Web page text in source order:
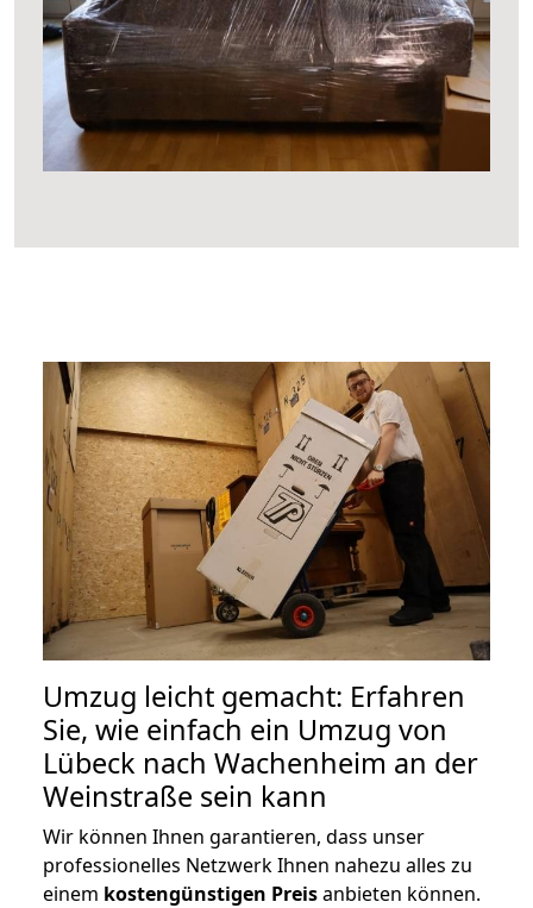
Umzug leicht gemacht: Erfahren
Sie, wie einfach ein Umzug von
Lübeck nach Wachenheim an der
Weinstraße sein kann
Wir können Ihnen garantieren, dass unser
professionelles Netzwerk Ihnen nahezu alles zu
einem kostengünstigen Preisanbieten können.